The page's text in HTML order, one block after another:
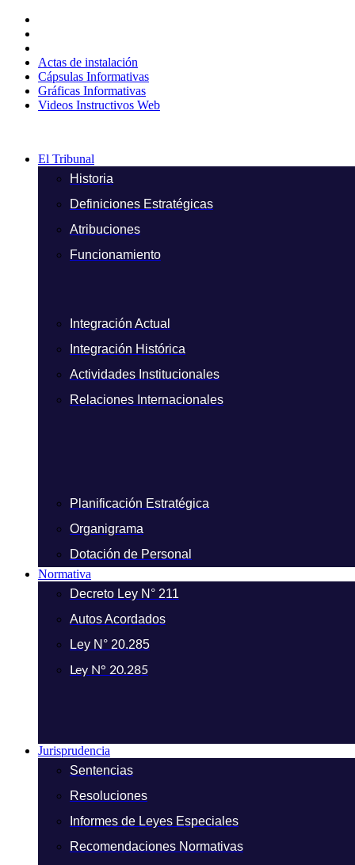
contenido
Actas de instalación
Cápsulas Informativas
Gráficas Informativas
Videos Instructivos Web
El Tribunal
Historia
Definiciones Estratégicas
Atribuciones
Funcionamiento
Integración Actual
Integración Histórica
Actividades Institucionales
Relaciones Internacionales
Planificación Estratégica
Organigrama
Dotación de Personal
Normativa
Decreto Ley N° 211
Autos Acordados
Ley N° 20.285
Ley N° 20.285
Jurisprudencia
Sentencias
Resoluciones
Informes de Leyes Especiales
Recomendaciones Normativas